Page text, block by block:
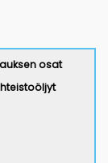
osat